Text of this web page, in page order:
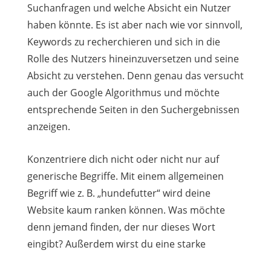
Suchanfragen und welche Absicht ein Nutzer
haben könnte. Es ist aber nach wie vor sinnvoll,
Keywords zu recherchieren und sich in die
Rolle des Nutzers hineinzuversetzen und seine
Absicht zu verstehen. Denn genau das versucht
auch der Google Algorithmus und möchte
entsprechende Seiten in den Suchergebnissen
anzeigen.
Konzentriere dich nicht oder nicht nur auf
generische Begriffe. Mit einem allgemeinen
Begriff wie z. B. „hundefutter“ wird deine
Website kaum ranken können. Was möchte
denn jemand finden, der nur dieses Wort
eingibt? Außerdem wirst du eine starke